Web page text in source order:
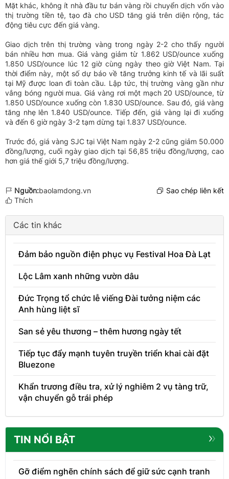
Mặt khác, không ít nhà đầu tư bán vàng rồi chuyển dịch vốn vào
thị trường tiền tệ, tạo đà cho USD tăng giá trên diện rộng, tác
động tiêu cực đến giá vàng.
Giao dịch trên thị trường vàng trong ngày 2-2 cho thấy người
bán nhiều hơn mua. Giá vàng giảm từ 1.862 USD/ounce xuống
1.850 USD/ounce lúc 12 giờ cùng ngày theo giờ Việt Nam. Tại
thời điểm này, một số dự báo về tăng trưởng kinh tế và lãi suất
tại Mỹ được loan đi toàn cầu. Lập tức, thị trường vàng gần như
vắng bóng người mua. Giá vàng rơi một mạch 20 USD/ounce, từ
1.850 USD/ounce xuống còn 1.830 USD/ounce. Sau đó, giá vàng
tăng nhẹ lên 1.840 USD/ounce. Tiếp đến, giá vàng lại đi xuống
và đến 6 giờ ngày 3-2 tạm dừng tại 1.837 USD/ounce.
Trước đó, giá vàng SJC tại Việt Nam ngày 2-2 cũng giảm 50.000
đồng/lượng, cuối ngày giao dịch tại 56,85 triệu đồng/lượng, cao
hơn giá thế giới 5,7 triệu đồng/lượng.
Nguồn:baolamdong.vn
Sao chép liên kết
Thích
Các tin khác
Đảm bảo nguồn điện phục vụ Festival Hoa Đà Lạt
Lộc Lâm xanh những vườn dâu
Đức Trọng tổ chức lễ viếng Đài tưởng niệm các
Anh hùng liệt sĩ
San sẻ yêu thương – thêm hương ngày tết
Tiếp tục đẩy mạnh tuyên truyền triển khai cài đặt
Bluezone
Khẩn trương điều tra, xử lý nghiêm 2 vụ tàng trữ,
vận chuyển gỗ trái phép
TIN NỔI BẬT
Gỡ điểm nghẽn chính sách để giữ sức cạnh tranh